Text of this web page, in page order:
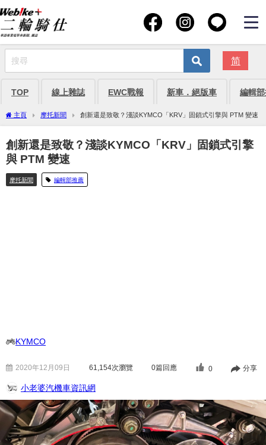
简
TOP 線上雜誌 EWC戰報 新車．絕版車 編輯
主頁 摩托新聞 創新還是致敬？淺談KYMCO「KRV」固鎖式引擎與 PTM 變速
創新還是致敬？淺談KYMCO「KRV」固鎖式引擎
與 PTM 變速
摩托新聞 編輯部推薦
KYMCO
2020年12月09日 61,154次瀏覽 0篇回應 0 分享
小老婆汽機車資訊網